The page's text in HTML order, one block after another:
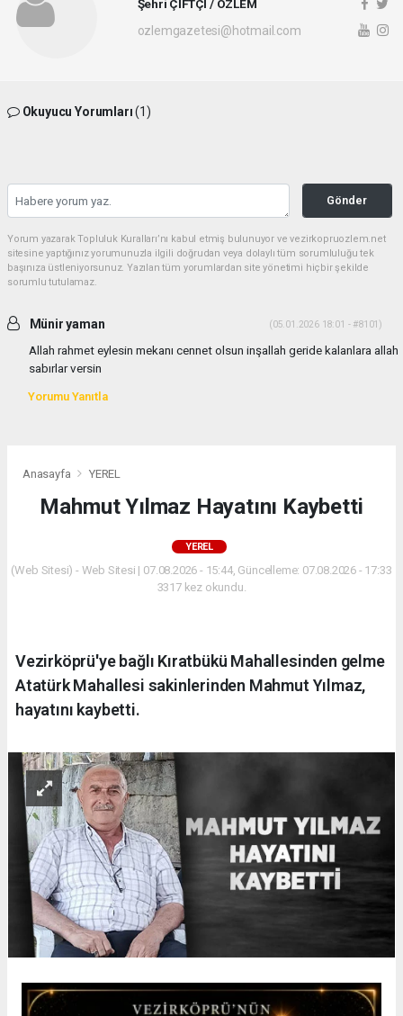
Şehri ÇİFTÇİ / ÖZLEM
ozlemgazetesi@hotmail.com
Okuyucu Yorumları(1)
Gönder
Yorum yazarak Topluluk Kuralları’nı kabul etmiş bulunuyor ve vezirkopruozlem.net
sitesine yaptığınız yorumunuzla ilgili doğrudan veya dolaylı tüm sorumluluğu tek
başınıza üstleniyorsunuz. Yazılan tüm yorumlardan site yönetimi hiçbir şekilde
sorumlu tutulamaz.
Münir yaman (05.01.2026 18:01 - #8101)
Allah rahmet eylesin mekanı cennet olsun inşallah geride kalanlara allah
sabırlar versin
Yorumu Yanıtla
Anasayfa YEREL
Mahmut Yılmaz Hayatını Kaybetti
YEREL
(Web Sitesi) - Web Sitesi | 07.08.2026 - 15:44, Güncelleme: 07.08.2026 - 17:33
3317 kez okundu.
Vezirköprü'ye bağlı Kıratbükü Mahallesinden gelme
Atatürk Mahallesi sakinlerinden Mahmut Yılmaz,
hayatını kaybetti.